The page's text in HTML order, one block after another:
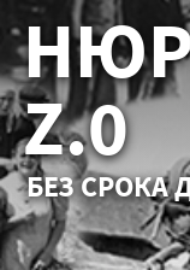
Z.0
БЕЗ СРОКА